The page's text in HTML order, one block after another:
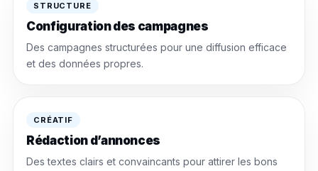
STRUCTURE
Configuration des campagnes
Des campagnes structurées pour une diffusion efficace
et des données propres.
CRÉATIF
Rédaction d’annonces
Des textes clairs et convaincants pour attirer les bons